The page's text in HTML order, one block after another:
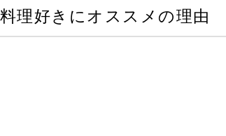
理好きにオススメの理由